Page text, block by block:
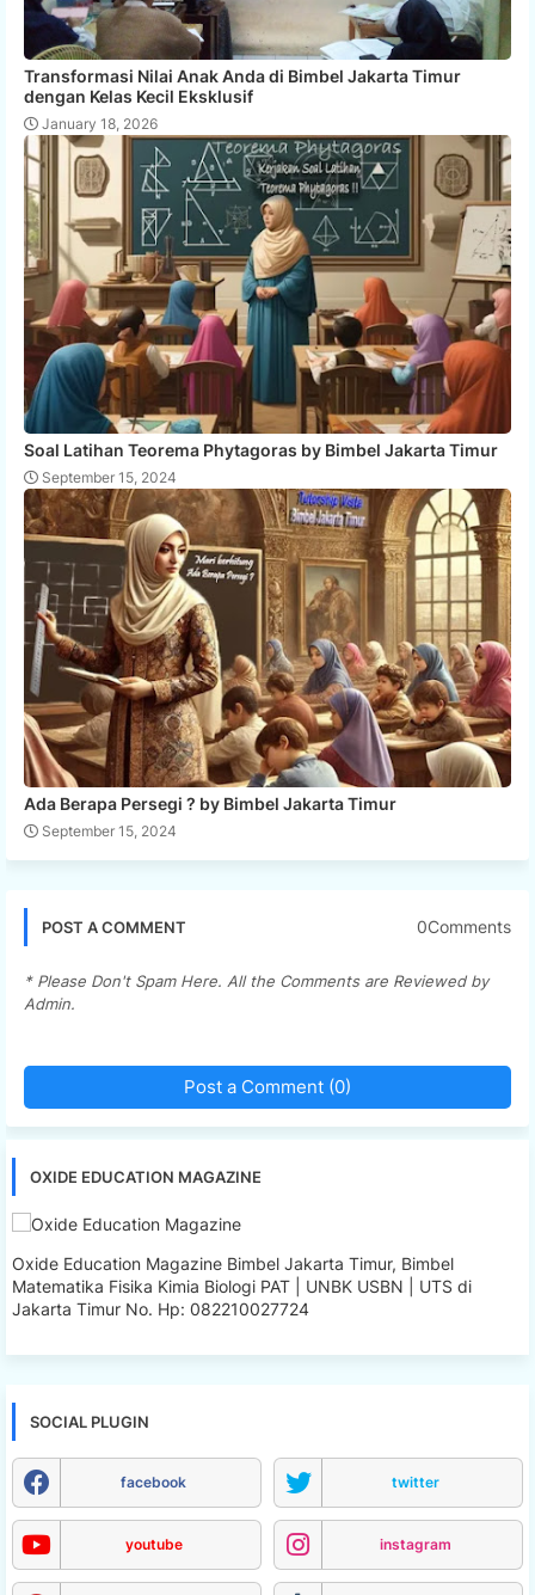
Transformasi Nilai Anak Anda di Bimbel Jakarta Timur
dengan Kelas Kecil Eksklusif
January 18, 2026
Soal Latihan Teorema Phytagoras by Bimbel Jakarta Timur
September 15, 2024
Ada Berapa Persegi ? by Bimbel Jakarta Timur
September 15, 2024
POST A COMMENT 0Comments
* Please Don't Spam Here. All the Comments are Reviewed by
Admin.
Post a Comment (0)
OXIDE EDUCATION MAGAZINE
Oxide Education Magazine Bimbel Jakarta Timur, Bimbel
Matematika Fisika Kimia Biologi PAT | UNBK USBN | UTS di
Jakarta Timur No. Hp: 082210027724
SOCIAL PLUGIN
facebook twitter
youtube instagram